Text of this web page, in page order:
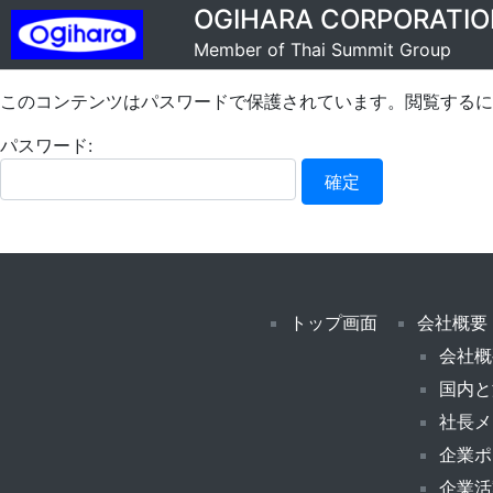
OGIHARA
Member of Thai Summit Group
このコンテンツはパスワードで保護されています。閲覧する
パスワード:
トップ画面
会社概要
会社
国内
社長
企業
企業